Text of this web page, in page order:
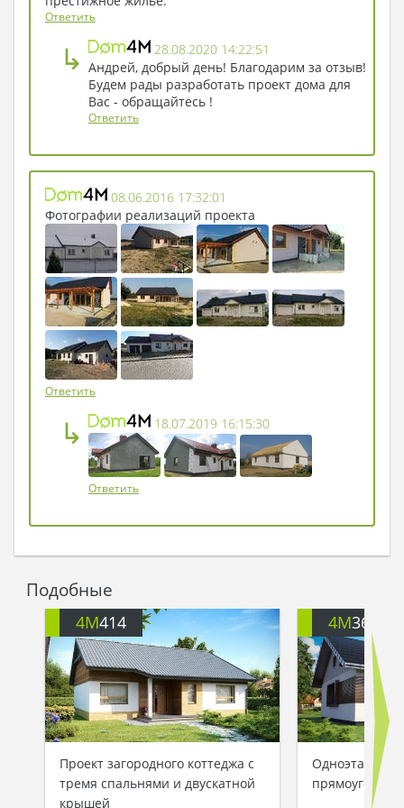
современный санузел с массажной ванной и
душевой кабиной.
Ответить
↳
28.08.2020 14:22:51
Андрей, добрый день! Благодарим за отзыв!
Будем рады разработать проект дома для
Вас - обращайтесь !
Ответить
08.06.2016 17:32:01
Фотографии реализаций проекта
Ответить
↳ 18.07.2019 16:15:30
Ответить
Подобные
4M414
Проект загородного коттеджа с
тремя спальнями и двускатной
крышей
4M3613B
Одноэтажный